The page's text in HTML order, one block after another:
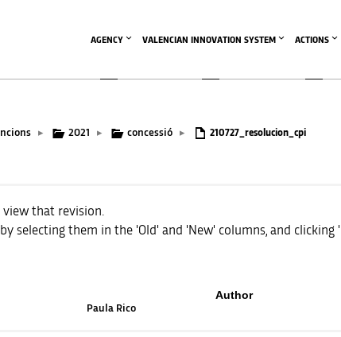
AGENCY VALENCIAN INNOVATION SYSTEM ACTIONS
▸ 2021 ▸ concessió ▸ 210727_resolucion_cpi
that revision.
selecting them in the 'Old' and 'New' columns, and clicking
Author
Paula Rico